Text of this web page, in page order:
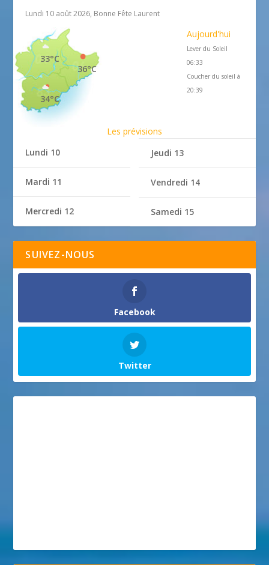
Lundi 10 août 2026, Bonne Fête Laurent
36°C
33°C
34°C
Aujourd'hui
Lever du Soleil
06:33
Coucher du soleil à
20:39
Les prévisions
Lundi 10
Mardi 11
Mercredi 12
Jeudi 13
Vendredi 14
Samedi 15
SUIVEZ-NOUS
Facebook
Twitter